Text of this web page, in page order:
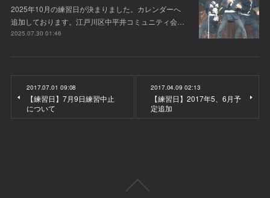
2025年10月の練習日が決まりました。カレンダーへ
追加しております。江戸川区中平井コミュニティ会…
2025.07.30 01:46
2017.07.01 09:08
【練習日】7月9日練習中止
について
2017.04.09 02:13
【練習日】2017年5、6月予
定追加